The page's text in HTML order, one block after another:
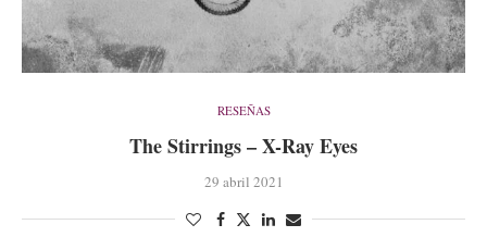
RESEÑAS
The Stirrings – X-Ray Eyes
29 abril 2021